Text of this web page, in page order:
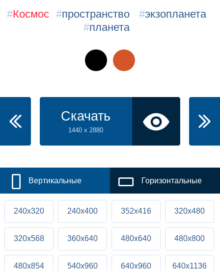
#Космос #пространство #экзопланета
#планета
Скачать
1440 x 2880
Вертикальные Горизонтальные
240x320 240x400 352x416 320x480
320x568 360x640 480x640 480x800
480x854 540x960 640x960 640x1136